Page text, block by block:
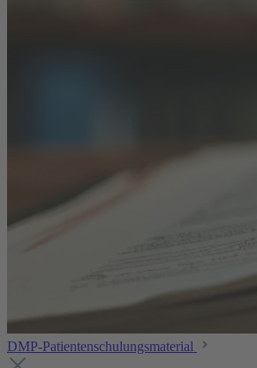
DMP-Patientenschulungsmaterial